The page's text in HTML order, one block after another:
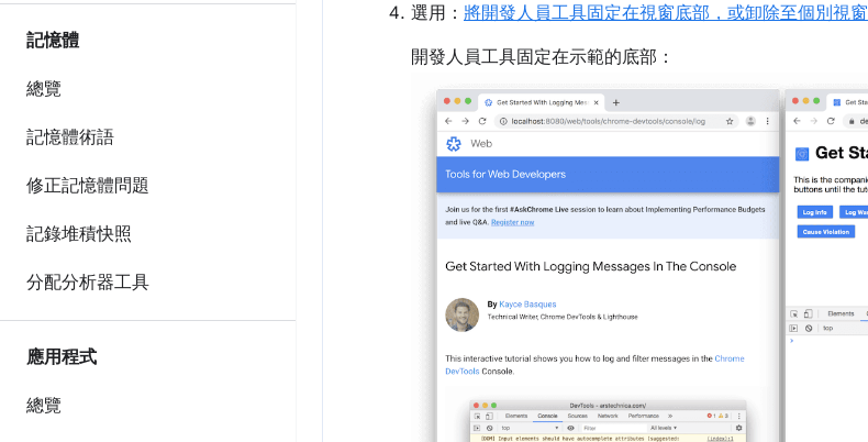
記憶體
總覽
記憶體術語
修正記憶體問題
記錄堆積快照
分配分析器工具
應用程式
總覽
選用： 將開發人員工具固定在視窗底部，或卸除至個別視窗
開發人員工具固定在示範的底部：